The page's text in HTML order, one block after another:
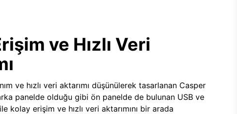
ve Hızlı Veri
ve hızlı veri aktarımı düşünülerek tasarlanan Casper
panelde olduğu gibi ön panelde de bulunan USB ve
kolay erişim ve hızlı veri aktarımını bir arada